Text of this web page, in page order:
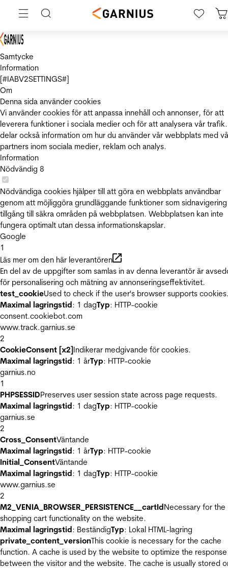
Samtycke
Information
[#IABV2SETTINGS#]
Om
Denna sida använder cookies
Vi använder cookies för att anpassa innehåll och annonser, för att
leverera funktioner i sociala medier och för att analysera vår
delar också information om hur du använder vår webbplats med
partners inom sociala medier, reklam och analys.
Information
Nödvändig 8
Nödvändiga cookies hjälper till att göra en webbplats användbar
genom att möjliggöra grundläggande funktioner som
tillgång till säkra områden på webbplatsen. Webbplatsen kan inte
fungera optimalt utan dessa informationskapslar.
Google
1
Läs mer om den här leverantören
En del av de uppgifter som samlas in av denna leverantör är
för personalisering och mätning av annonseringseffektivitet.
test_cookieUsed to check if the user's browser supports
Maximal lagringstid: 1 dagTyp: HTTP-cookie
consent.cookiebot.com
www.track.garnius.se
2
CookieConsent [x2]Indikerar medgivande för cookies.
Maximal lagringstid: 1 årTyp: HTTP-cookie
garnius.no
1
PHPSESSIDPreserves user session state across page requests.
Maximal lagringstid: 1 dagTyp: HTTP-cookie
garnius.se
2
Cross_ConsentVäntande
Maximal lagringstid: 1 årTyp: HTTP-cookie
Initial_ConsentVäntande
Maximal lagringstid: 1 dagTyp: HTTP-cookie
www.garnius.se
2
M2_VENIA_BROWSER_PERSISTENCE__cartIdNecessary for the
shopping cart functionality on the website.
Maximal lagringstid: BeständigTyp: Lokal HTML-lagring
private_content_versionThis cookie is necessary for the cache
function. A cache is used by the website to optimize the
between the visitor and the website. The cache is usually stored